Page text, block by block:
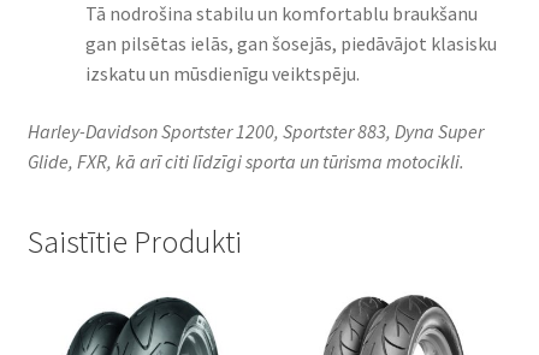
Tā nodrošina stabilu un komfortablu braukšanu
gan pilsētas ielās, gan šosejās, piedāvājot klasisku
izskatu un mūsdienīgu veiktspēju.
Harley-Davidson Sportster 1200, Sportster 883, Dyna Super
Glide, FXR, kā arī citi līdzīgi sporta un tūrisma motocikli.
Saistītie Produkti